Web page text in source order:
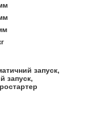
запуск,
запуск,